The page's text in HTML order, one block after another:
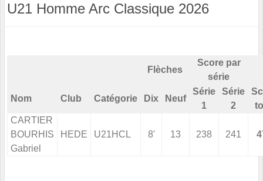
U21 Homme Arc Classique 2026
Flèches
Score par
série
Nom Club Catégorie Dix Neuf
Série
1
Série
2
CARTIER
BOURHIS
Gabriel
HEDE U21HCL 8' 13 238 241